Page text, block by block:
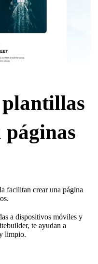
facilitan crear una página
a dispositivos móviles y
te ayudan a
limpio.